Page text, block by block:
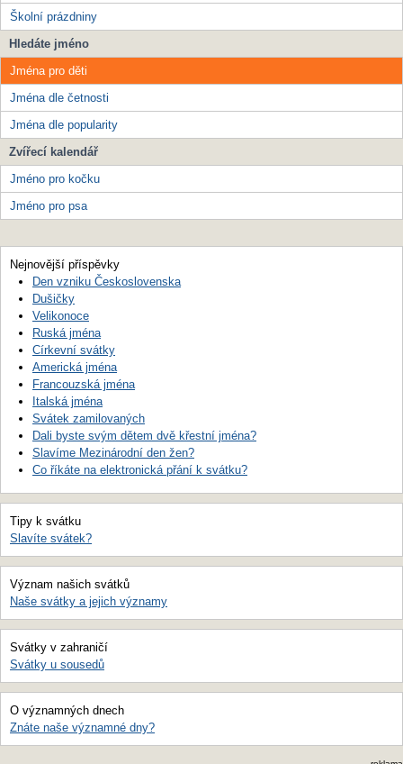
Školní prázdniny
Hledáte jméno
Jména pro děti
Jména dle četnosti
Jména dle popularity
Zvířecí kalendář
Jméno pro kočku
Jméno pro psa
Nejnovější příspěvky
Den vzniku Československa
Dušičky
Velikonoce
Ruská jména
Církevní svátky
Americká jména
Francouzská jména
Italská jména
Svátek zamilovaných
Dali byste svým dětem dvě křestní jména?
Slavíme Mezinárodní den žen?
Co říkáte na elektronická přání k svátku?
Tipy k svátku
Slavíte svátek?
Význam našich svátků
Naše svátky a jejich významy
Svátky v zahraničí
Svátky u sousedů
O významných dnech
Znáte naše významné dny?